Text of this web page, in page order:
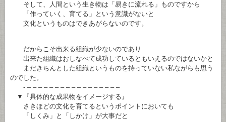
そして、人間という生き物は「易きに流れる」ものですから
「作っていく、育てる」という意識がないと
文化というものはできあがらないのです。
だからこそ出来る組織が少ないのであり
出来た組織はおしなべて成功しているともいえるのではないかと
まだきちんとした組織というものを持っていない私ながらも思う
のでした。
- – – – – – – – – – – – – – – – – –
▼『具体的な成果物をイメージする』
さきほどの文化を育てるというポイントにおいても
「しくみ」と「しかけ」が大事だと